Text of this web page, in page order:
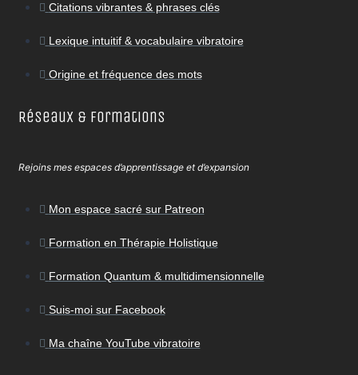
Citations vibrantes & phrases clés
Lexique intuitif & vocabulaire vibratoire
Origine et fréquence des mots
Réseaux & Formations
Rejoins mes espaces d’apprentissage et d’expansion
Mon espace sacré sur Patreon
Formation en Thérapie Holistique
Formation Quantum & multidimensionnelle
Suis-moi sur Facebook
Ma chaîne YouTube vibratoire